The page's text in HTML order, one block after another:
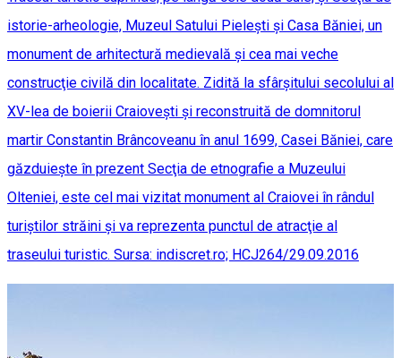
istorie-arheologie, Muzeul Satului Pieleşti şi Casa Băniei, un
monument de arhitectură medievală şi cea mai veche
construcţie civilă din localitate. Zidită la sfârşitului secolului al
XV-lea de boierii Craioveşti şi reconstruită de domnitorul
martir Constantin Brâncoveanu în anul 1699, Casei Băniei, care
găzduieşte în prezent Secţia de etnografie a Muzeului
Olteniei, este cel mai vizitat monument al Craiovei în rândul
turiştilor străini şi va reprezenta punctul de atracţie al
traseului turistic. Sursa: indiscret.ro; HCJ264/29.09.2016